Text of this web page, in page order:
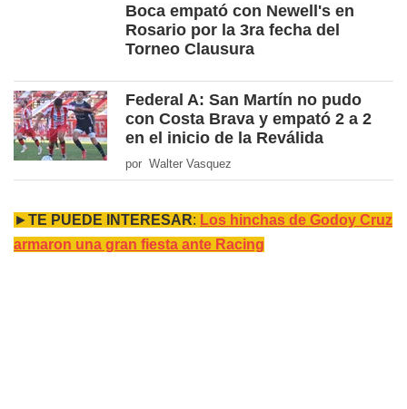
Boca empató con Newell's en
Rosario por la 3ra fecha del
Torneo Clausura
Federal A: San Martín no pudo
con Costa Brava y empató 2 a 2
en el inicio de la Reválida
por Walter Vasquez
►TE PUEDE INTERESAR: Los hinchas de Godoy Cruz
armaron una gran fiesta ante Racing